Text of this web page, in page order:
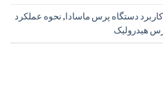
کاربرد دستگاه پرس ماسادا,نحوه عملکرد
هیدرولیک